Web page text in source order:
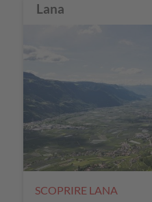
Lana
SCOPRIRE LANA